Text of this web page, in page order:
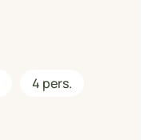
4 pers.